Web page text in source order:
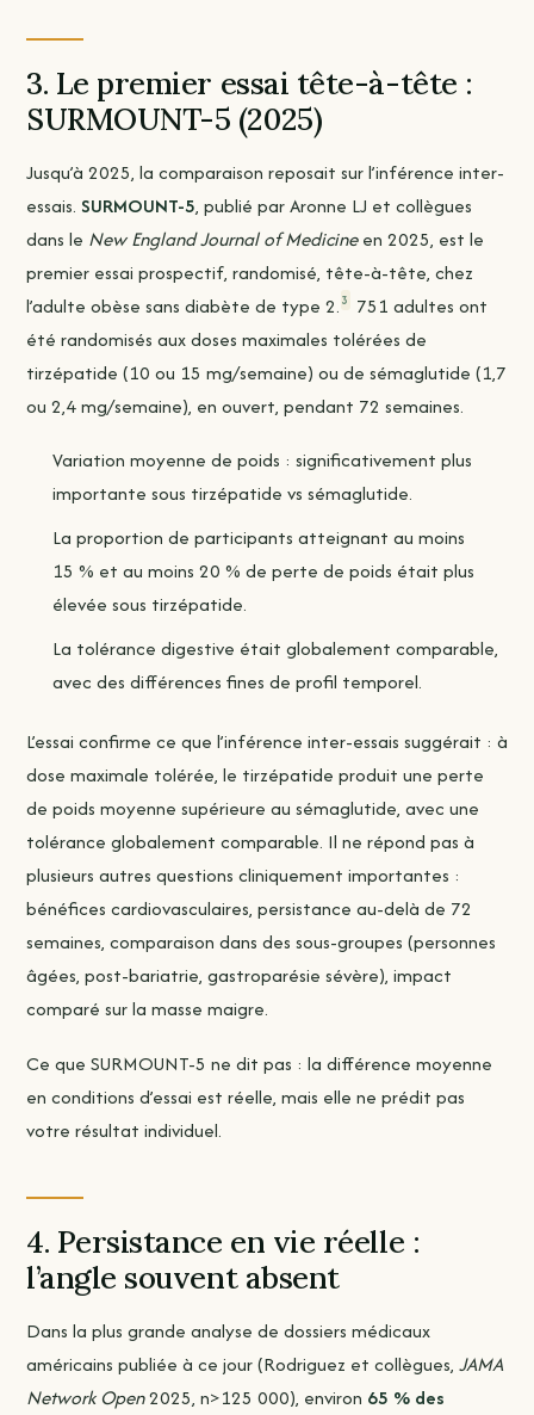
3. Le premier essai tête-à-tête :
SURMOUNT-5 (2025)
Jusqu’à 2025, la comparaison reposait sur l’inférence inter-
essais. SURMOUNT-5, publié par Aronne LJ et collègues
dans le New England Journal of Medicineen 2025, est le
premier essai prospectif, randomisé, tête-à-tête, chez
l’adulte obèse sans diabète de type 2. 3 751 adultes ont
été randomisés aux doses maximales tolérées de
tirzépatide (10 ou 15 mg/semaine) ou de sémaglutide (1,7
ou 2,4 mg/semaine), en ouvert, pendant 72 semaines.
Variation moyenne de poids : significativement plus
importante sous tirzépatide vs sémaglutide.
La proportion de participants atteignant au moins
15 % et au moins 20 % de perte de poids était plus
élevée sous tirzépatide.
La tolérance digestive était globalement comparable,
avec des différences fines de profil temporel.
L’essai confirme ce que l’inférence inter-essais suggérait : à
dose maximale tolérée, le tirzépatide produit une perte
de poids moyenne supérieure au sémaglutide, avec une
tolérance globalement comparable. Il ne répond pas à
plusieurs autres questions cliniquement importantes :
bénéfices cardiovasculaires, persistance au-delà de 72
semaines, comparaison dans des sous-groupes (personnes
âgées, post-bariatrie, gastroparésie sévère), impact
comparé sur la masse maigre.
Ce que SURMOUNT-5 ne dit pas : la différence moyenne
en conditions d’essai est réelle, mais elle ne prédit pas
votre résultat individuel.
4. Persistance en vie réelle :
l’angle souvent absent
Dans la plus grande analyse de dossiers médicaux
américains publiée à ce jour (Rodriguez et collègues, JAMA
Network Open2025, n>125 000), environ 65 % des